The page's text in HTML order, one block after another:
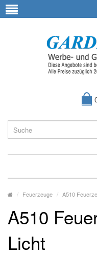
Feuerzeuge A510
A510
Licht